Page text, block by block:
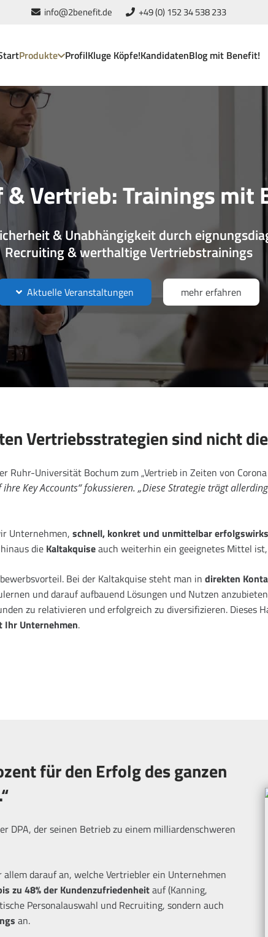
info@2benefit.de +49 (0) 152 34 538 233
Produkte ProfilKluge Köpfe!KandidatenBlog mit Benefit!
& Vertrieb: Trainings mit
& Unabhängigkeit durch
Recruiting & werthaltige Vertriebstrainings
Aktuelle Veranstaltungen mehr erfahren
Vertriebsstrategien sind nicht
Ruhr-Universität Bochum zum „Vertrieb in Zeiten von
Key Accounts“ fokussieren. „Diese Strategie trägt
Unternehmen, schnell, konkret und unmittelbar
die Kaltakquiseauch weiterhin ein geeignetes Mittel
Bei der Kaltakquise steht man in direkten
und darauf aufbauend Lösungen und Nutzen
zu relativieren und erfolgreich zu diversifizieren. Dieses
Unternehmen.
für den Erfolg des ganzen
DPA, der seinen Betrieb zu einem milliardenschweren
darauf an, welche Vertriebler ein Unternehmen
zu 48% der Kundenzufriedenheitauf (Kanning,
Personalauswahl und Recruiting, sondern auch
an.